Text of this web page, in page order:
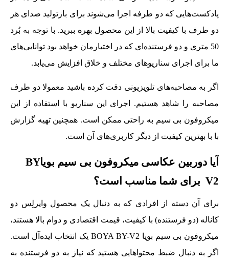
پادکست‌هایی که دو طرفه اجرا می‌شوند برای بازتولید صدای هر
دو طرف با کیفیت بالا از این محصول بهره ببرید. با توجه به بُرد
50 متری و دو فرستنده‌ای که در اختیارمان خواهد بود توانایی‌های
ما برای اجرای سناریوهای مختلف و خلاق افزایش می‌یابد.
اگر به مصاحبه‌های تلویزیونی دقت کرده باشید معمولا دو طرف
مصاحبه را شاهد هستیم. اجرای این سناریو با استفاده از این
میکروفون بی سیم به راحتی ممکن است. همچنین تهیه گزارش
با با بهترین کیفیت از دیگر کاربری‌های آن است.
آیا دوربین عکاسی میکروفون بی سیم بویاBY
V2 برای شما مناسب است؟
برای آن دسته از افرادی که به دنبال یک محصول وایرلِس دو
کاناله (دو فرستنده) با کیفیت، قیمت اقتصادی و دوام بالا هستند،
میکروفون بی سیم بویا BOYA BY-V2 یک انتخاب ایده‌آل است.
اگر به دنبال ضبط محتواهایی هستید که نیاز به دو فرستنده به